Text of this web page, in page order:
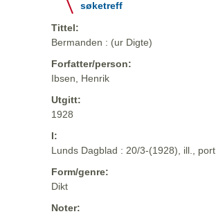
søketreff
Tittel:
Bermanden : (ur Digte)
Forfatter/person:
Ibsen, Henrik
Utgitt:
1928
I:
Lunds Dagblad : 20/3-(1928), ill., port.
Form/genre:
Dikt
Noter: